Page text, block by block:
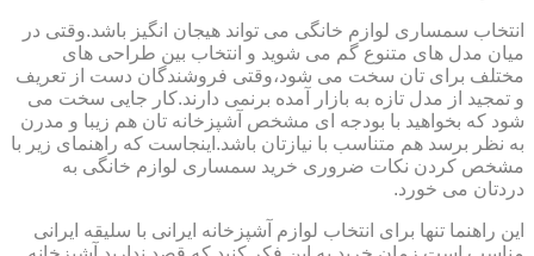
انتخاب سمساری لوازم خانگی می تواند هیجان انگیز باشد.وقتی در
میان مدل های متنوع گم می شوید و انتخاب بین طراحی های
مختلف برای تان سخت می شود،وقتی فروشندگان دست از تعریف
و تمجید از مدل تازه به بازار آمده برنمی دارند.کار جایی سخت می
شود که بخواهید با بودجه ای مشخص آشپزخانه تان هم زیبا و مدرن
به نظر برسد هم متناسب با نیازتان باشد.اینجاست که راهنمای زیر با
مشخص کردن نکات ضروری خرید سمساری لوازم خانگی به
دردتان می خورد.
این راهنما تنها برای انتخاب لوازم آشپزخانه ایرانی با سلیقه ایرانی